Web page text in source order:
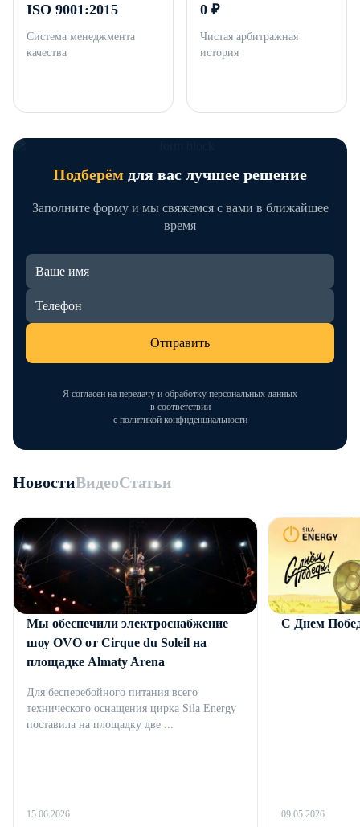
ISO 9001:2015
Система менеджмента
качества
0 ₽
Чистая арбитражная
история
Подберём для вас лучшее решение
Заполните форму и мы свяжемся с вами в ближайшее
время
Отправить
Я согласен на передачу и обработку персональных данных
в соответствии
с политикой конфиденциальности
НовостиВидеоСтатьи
Мы обеспечили электроснабжение
шоу OVO от Cirque du Soleil на
площадке Almaty Arena
Для бесперебойного питания всего
технического оснащения цирка Sila Energy
поставила на площадку две ...
15.06.2026
С Днем
09.05.2026